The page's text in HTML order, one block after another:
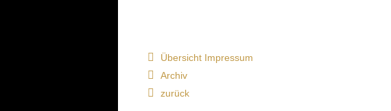
Übersicht Impressum
Archiv
zurück